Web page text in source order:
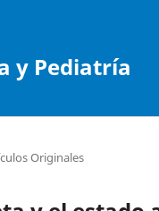
y Pediatría
Originales